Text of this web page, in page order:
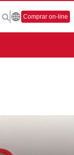
Comprar on-line